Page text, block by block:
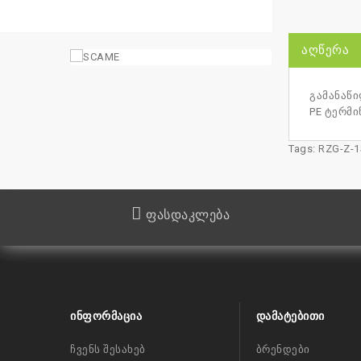
ᲐᲦᲬᲔᲠᲐ
PE
Tags: RZG-Z-
ფასდაკლება
ᲘᲜᲤᲝᲠᲛᲐᲪᲘᲐ
ჩვენს შესახებ
ᲓᲐᲛᲐᲢᲔᲑᲘᲗᲘ
ბრენდები